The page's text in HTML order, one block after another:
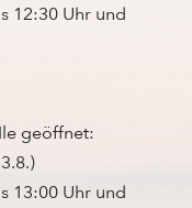
12:30 Uhr und
geöffnet:
13:00 Uhr und